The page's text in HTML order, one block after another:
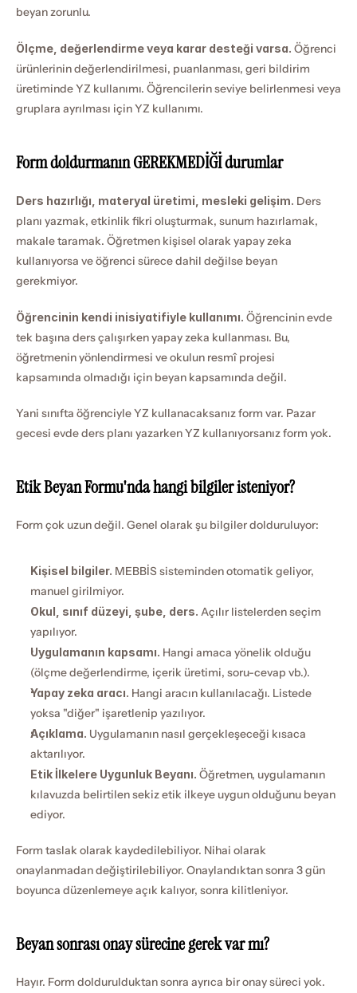
beyan zorunlu.
Ölçme, değerlendirme veya karar desteği varsa. Öğrenci
ürünlerinin değerlendirilmesi, puanlanması, geri bildirim
üretiminde YZ kullanımı. Öğrencilerin seviye belirlenmesi veya
gruplara ayrılması için YZ kullanımı.
Form doldurmanın GEREKMEDİĞİ durumlar
Ders hazırlığı, materyal üretimi, mesleki gelişim. Ders
planı yazmak, etkinlik fikri oluşturmak, sunum hazırlamak,
makale taramak. Öğretmen kişisel olarak yapay zeka
kullanıyorsa ve öğrenci sürece dahil değilse beyan
gerekmiyor.
Öğrencinin kendi inisiyatifiyle kullanımı. Öğrencinin evde
tek başına ders çalışırken yapay zeka kullanması. Bu,
öğretmenin yönlendirmesi ve okulun resmî projesi
kapsamında olmadığı için beyan kapsamında değil.
Yani sınıfta öğrenciyle YZ kullanacaksanız form var. Pazar
gecesi evde ders planı yazarken YZ kullanıyorsanız form yok.
Etik Beyan Formu'nda hangi bilgiler isteniyor?
Form çok uzun değil. Genel olarak şu bilgiler dolduruluyor:
Kişisel bilgiler. MEBBİS sisteminden otomatik geliyor,
manuel girilmiyor.
Okul, sınıf düzeyi, şube, ders. Açılır listelerden seçim
yapılıyor.
Uygulamanın kapsamı. Hangi amaca yönelik olduğu
(ölçme değerlendirme, içerik üretimi, soru-cevap vb.).
Yapay zeka aracı. Hangi aracın kullanılacağı. Listede
yoksa "diğer" işaretlenip yazılıyor.
Açıklama. Uygulamanın nasıl gerçekleşeceği kısaca
aktarılıyor.
Etik İlkelere Uygunluk Beyanı. Öğretmen, uygulamanın
kılavuzda belirtilen sekiz etik ilkeye uygun olduğunu beyan
ediyor.
Form taslak olarak kaydedilebiliyor. Nihai olarak
onaylanmadan değiştirilebiliyor. Onaylandıktan sonra 3 gün
boyunca düzenlemeye açık kalıyor, sonra kilitleniyor.
Beyan sonrası onay sürecine gerek var mı?
Hayır. Form doldurulduktan sonra ayrıca bir onay süreci yok.